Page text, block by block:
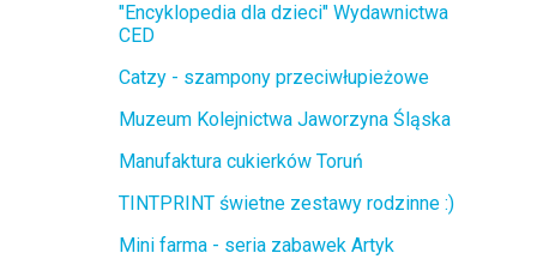
"Encyklopedia dla dzieci" Wydawnictwa
CED
Catzy - szampony przeciwłupieżowe
Muzeum Kolejnictwa Jaworzyna Śląska
Manufaktura cukierków Toruń
TINTPRINT świetne zestawy rodzinne :)
Mini farma - seria zabawek Artyk